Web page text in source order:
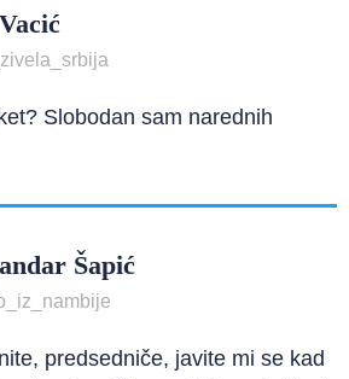
Slobodan sam narednih
Šapić
predsedniče, javite mi se kad